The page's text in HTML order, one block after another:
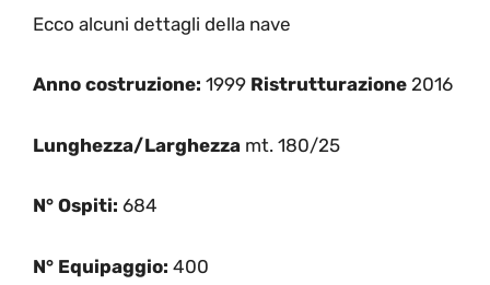
Ecco alcuni dettagli della nave
Anno costruzione: 1999 Ristrutturazione 2016
Lunghezza/Larghezza mt. 180/25
N° Ospiti: 684
N° Equipaggio: 400